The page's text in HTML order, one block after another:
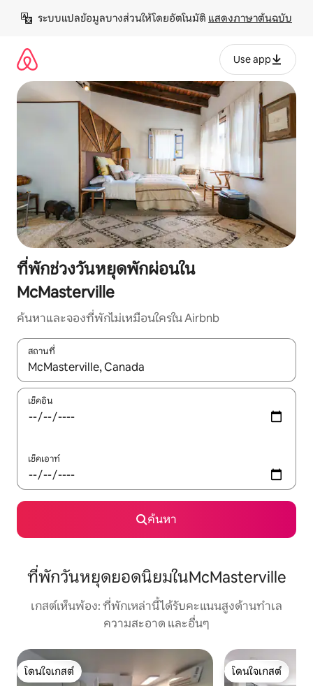
เนื้อหา
ระบบแปลข้อมูลบางส่วนให้โดยอัตโนมัติ แสดงภาษาต้นฉบับ
Use app
ที่พักช่วงวันหยุดพักผ่อนใน
McMasterville
ค้นหาและจองที่พักไม่เหมือนใครใน Airbnb
สถานที่
ใช้ลูกศรขึ้นลง หรือใช้การสัมผัสหรือปัด เพื่อสำรวจผลการค้นหา
เช็คอิน
เช็คเอาท์
ค้นหา
ที่พักวันหยุดยอดนิยมในMcMasterville
เกสต์เห็นพ้อง: ที่พักเหล่านี้ได้รับคะแนนสูงด้านทำเล
ความสะอาด และอื่นๆ
โดนใจเกสต์
โดนใจเกสต์
โดนใจเกสต์
โดนใจเกสต์